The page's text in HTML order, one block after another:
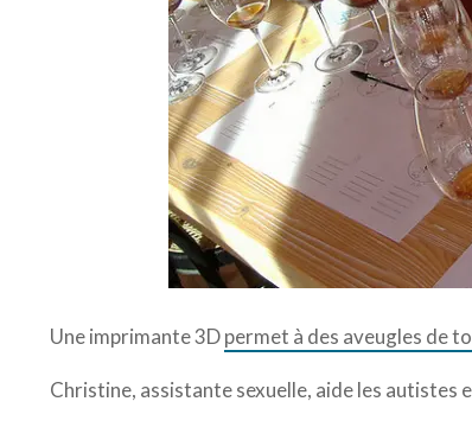
Une imprimante 3Dpermet à des aveugles de
Christine, assistante sexuelle, aide les autistes